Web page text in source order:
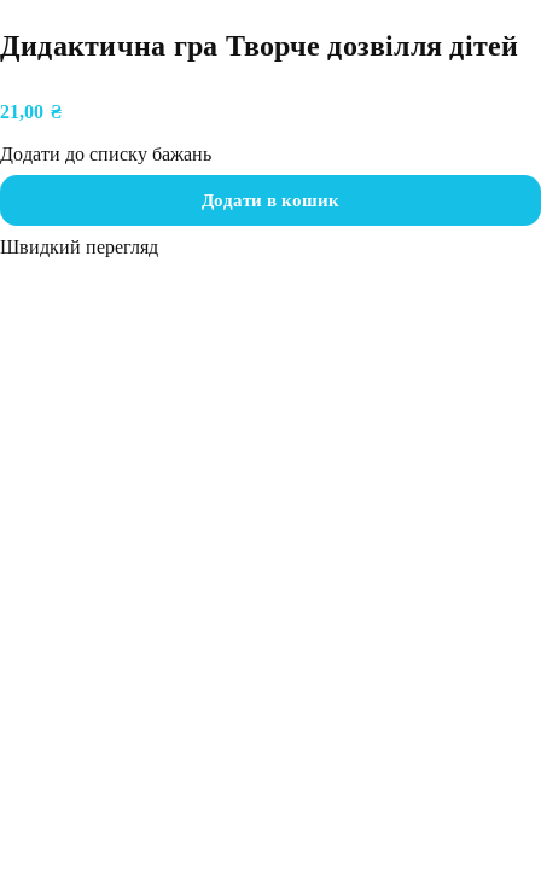
Дидактична гра Творче дозвілля дітей
21,00 ₴
Додати до списку бажань
Додати в кошик
Швидкий перегляд